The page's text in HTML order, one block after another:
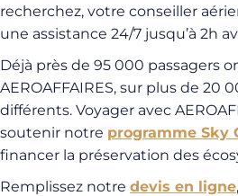
recherchez, votre conseiller
une assistance 24/7 jusqu’à 2h
Déjà près de 95 000 passagers
AEROAFFAIRES, sur plus de 20
différents. Voyager avec
soutenir notre programme Sky
financer la préservation des
Remplissez notre devis en ligne